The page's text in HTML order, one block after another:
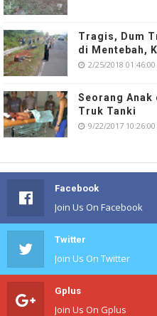
Tragis, Dum
di Mentebah,
2/25/2018 01:46:00
Seorang Anak
Truk Tanki
9/22/2017 10:26:00
Facebook
Join Us On Facebook
Twitter
Join Us On Twitter
Gplus
Join Us On Gplus